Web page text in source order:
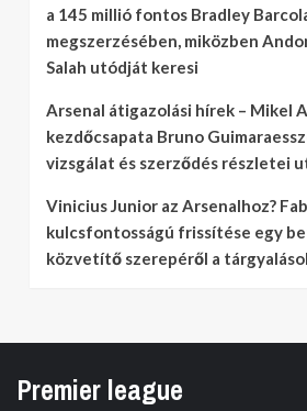
a 145 millió fontos Bradley
megszerzésében, miközben
Salah utódját keresi
Arsenal átigazolási hírek – Mikel
kezdőcsapata Bruno
vizsgálat és szerződés részletei
Vinicius Junior az Arsenalhoz?
kulcsfontosságú frissítése egy
közvetítő szerepéről a
Premier league